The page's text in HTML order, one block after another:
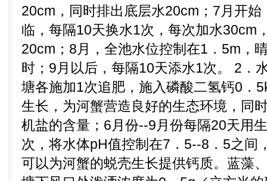
20cm，同时排出底层水20cm；7月开
临，每隔10天换水1次，每次加水30cm
20cm；8月，全池水位控制在1．5m，
时；9月以后，每隔10天添水1次。 2．
塘各施加1次追肥，施入磷酸二氢钙0．
生长，为河蟹营造良好的生态环境，同
机盐的含量；6月份--9月份每隔20天用
次，将水体pH值控制在7．5--8．5之间
可以为河蟹的蜕壳生长提供钙质。蓝藻